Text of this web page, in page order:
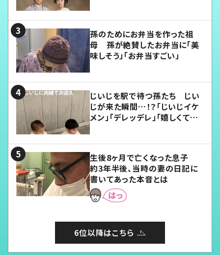
孫のためにお弁当を作った祖
母 孫が絶賛したお弁当に「美
味しそう」「お弁当すごい」
じいじを駅で待つ孫たち じい
じが来た瞬間…！？「じいじイケ
メン」「デレッデレ」「嬉しくて可
生後8ヶ月で亡くなった息子
約3年半後、当時の妻の日記に
書いてあった本音とは
6位以降はこちら